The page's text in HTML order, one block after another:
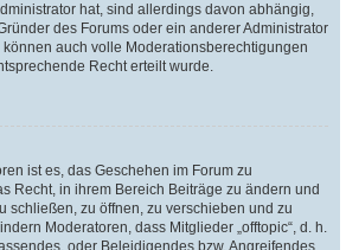
hat, sind allerdings davon abhängig,
des Forums oder ein anderer Administrator
auch volle Moderationsberechtigungen
Recht erteilt wurde.
ist es, das Geschehen im Forum zu
Recht, in ihrem Bereich Beiträge zu ändern und
schließen, zu öffnen, zu verschieben und zu
Moderatoren, dass Mitglieder „offtopic“, d. h.
oder Beleidigendes bzw. Angreifendes